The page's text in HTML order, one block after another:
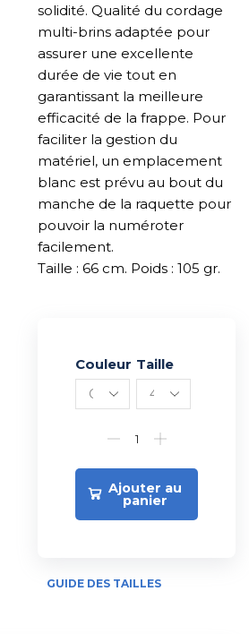
solidité. Qualité du cordage
multi-brins adaptée pour
assurer une excellente
durée de vie tout en
garantissant la meilleure
efficacité de la frappe. Pour
faciliter la gestion du
matériel, un emplacement
blanc est prévu au bout du
manche de la raquette pour
pouvoir la numéroter
facilement.
Taille : 66 cm. Poids : 105 gr.
Couleur Taille
Ajouter au
panier
Alternative:
GUIDE DES TAILLES